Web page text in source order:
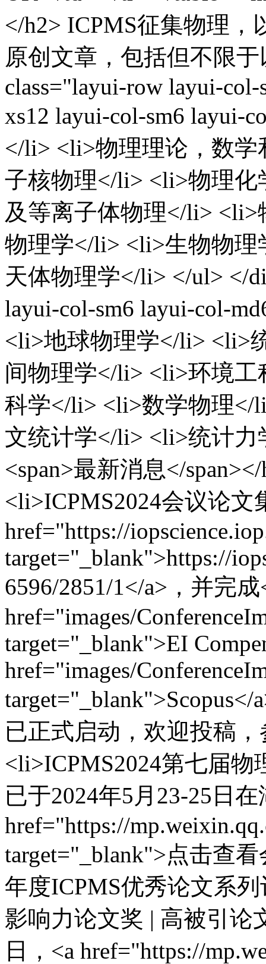
</h2> ICPMS征集物理
原创文章，包括但不限
class="layui-row layui-
xs12 layui-col-sm6 layui-
</li> <li>物理理论，数
子核物理</li> <li>物理
及等离子体物理</li>
物理学</li> <li>生物物
天体物理学</li> </ul> </
layui-col-sm6 layui-col-
<li>地球物理学</li> <li>
间物理学</li> <li>环境
科学</li> <li>数学物理
文统计学</li> <li>统计力
<span>最新消息</
<li>ICPMS2024会议论
href="https://
target="_blank">https://
6596/2851/1</a>，并完成
href="images/
target="_blank">EI
href="images/
已正式启动，欢迎投稿
<li>ICPMS2024第七届
已于2024年5月23-25日
href="https://
target="_blank">点击查
年度ICPMS优秀论文系
影响力论文奖 | 高被引论
日，<a href="https://